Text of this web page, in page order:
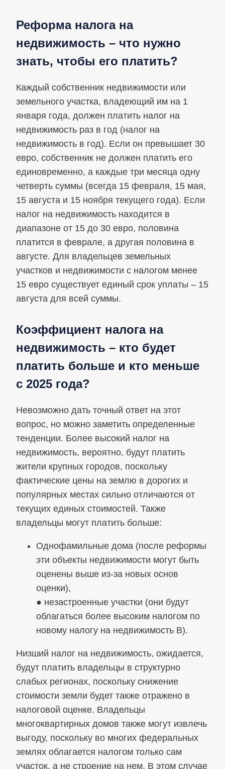
Реформа налога на
недвижимость – что нужно
знать, чтобы его платить?
Каждый собственник недвижимости или
земельного участка, владеющий им на 1
января года, должен платить налог на
недвижимость раз в год (налог на
недвижимость в год). Если он превышает 30
евро, собственник не должен платить его
единовременно, а каждые три месяца одну
четверть суммы (всегда 15 февраля, 15 мая,
15 августа и 15 ноября текущего года). Если
налог на недвижимость находится в
диапазоне от 15 до 30 евро, половина
платится в феврале, а другая половина в
августе. Для владельцев земельных
участков и недвижимости с налогом менее
15 евро существует единый срок уплаты – 15
августа для всей суммы.
Коэффициент налога на
недвижимость – кто будет
платить больше и кто меньше
с 2025 года?
Невозможно дать точный ответ на этот
вопрос, но можно заметить определенные
тенденции. Более высокий налог на
недвижимость, вероятно, будут платить
жители крупных городов, поскольку
фактические цены на землю в дорогих и
популярных местах сильно отличаются от
текущих единых стоимостей. Также
владельцы могут платить больше:
Однофамильные дома (после реформы
эти объекты недвижимости могут быть
оценены выше из-за новых основ
оценки),
● незастроенные участки (они будут
облагаться более высоким налогом по
новому налогу на недвижимость В).
Низший налог на недвижимость, ожидается,
будут платить владельцы в структурно
слабых регионах, поскольку снижение
стоимости земли будет также отражено в
налоговой оценке. Владельцы
многоквартирных домов также могут извлечь
выгоду, поскольку во многих федеральных
землях облагается налогом только сам
участок, а не строение на нем. В этом случае